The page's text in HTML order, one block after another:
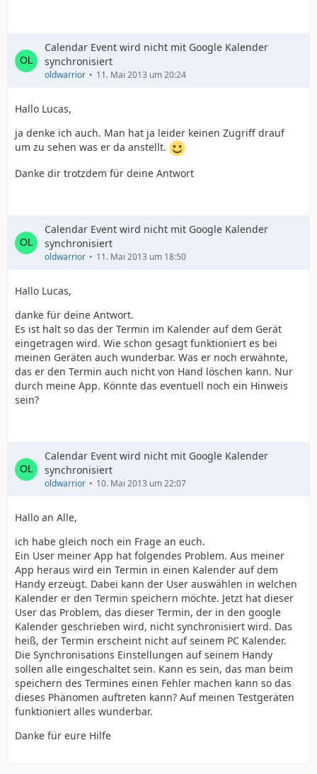
Calendar Event wird nicht mit Google Kalender
synchronisiert
oldwarrior 11. Mai 2013 um 20:24
Hallo Lucas,
ja denke ich auch. Man hat ja leider keinen Zugriff drauf
um zu sehen was er da anstellt.
Danke dir trotzdem für deine Antwort
Calendar Event wird nicht mit Google Kalender
synchronisiert
oldwarrior 11. Mai 2013 um 18:50
Hallo Lucas,
danke für deine Antwort.
Es ist halt so das der Termin im Kalender auf dem Gerät
eingetragen wird. Wie schon gesagt funktioniert es bei
meinen Geräten auch wunderbar. Was er noch erwähnte,
das er den Termin auch nicht von Hand löschen kann. Nur
durch meine App. Könnte das eventuell noch ein Hinweis
sein?
Calendar Event wird nicht mit Google Kalender
synchronisiert
oldwarrior 10. Mai 2013 um 22:07
Hallo an Alle,
ich habe gleich noch ein Frage an euch.
Ein User meiner App hat folgendes Problem. Aus meiner
App heraus wird ein Termin in einen Kalender auf dem
Handy erzeugt. Dabei kann der User auswählen in welchen
Kalender er den Termin speichern möchte. Jetzt hat dieser
User das Problem, das dieser Termin, der in den google
Kalender geschrieben wird, nicht synchronisiert wird. Das
heiß, der Termin erscheint nicht auf seinem PC Kalender.
Die Synchronisations Einstellungen auf seinem Handy
sollen alle eingeschaltet sein. Kann es sein, das man beim
speichern des Termines einen Fehler machen kann so das
dieses Phänomen auftreten kann? Auf meinen Testgeräten
funktioniert alles wunderbar.
Danke für eure Hilfe